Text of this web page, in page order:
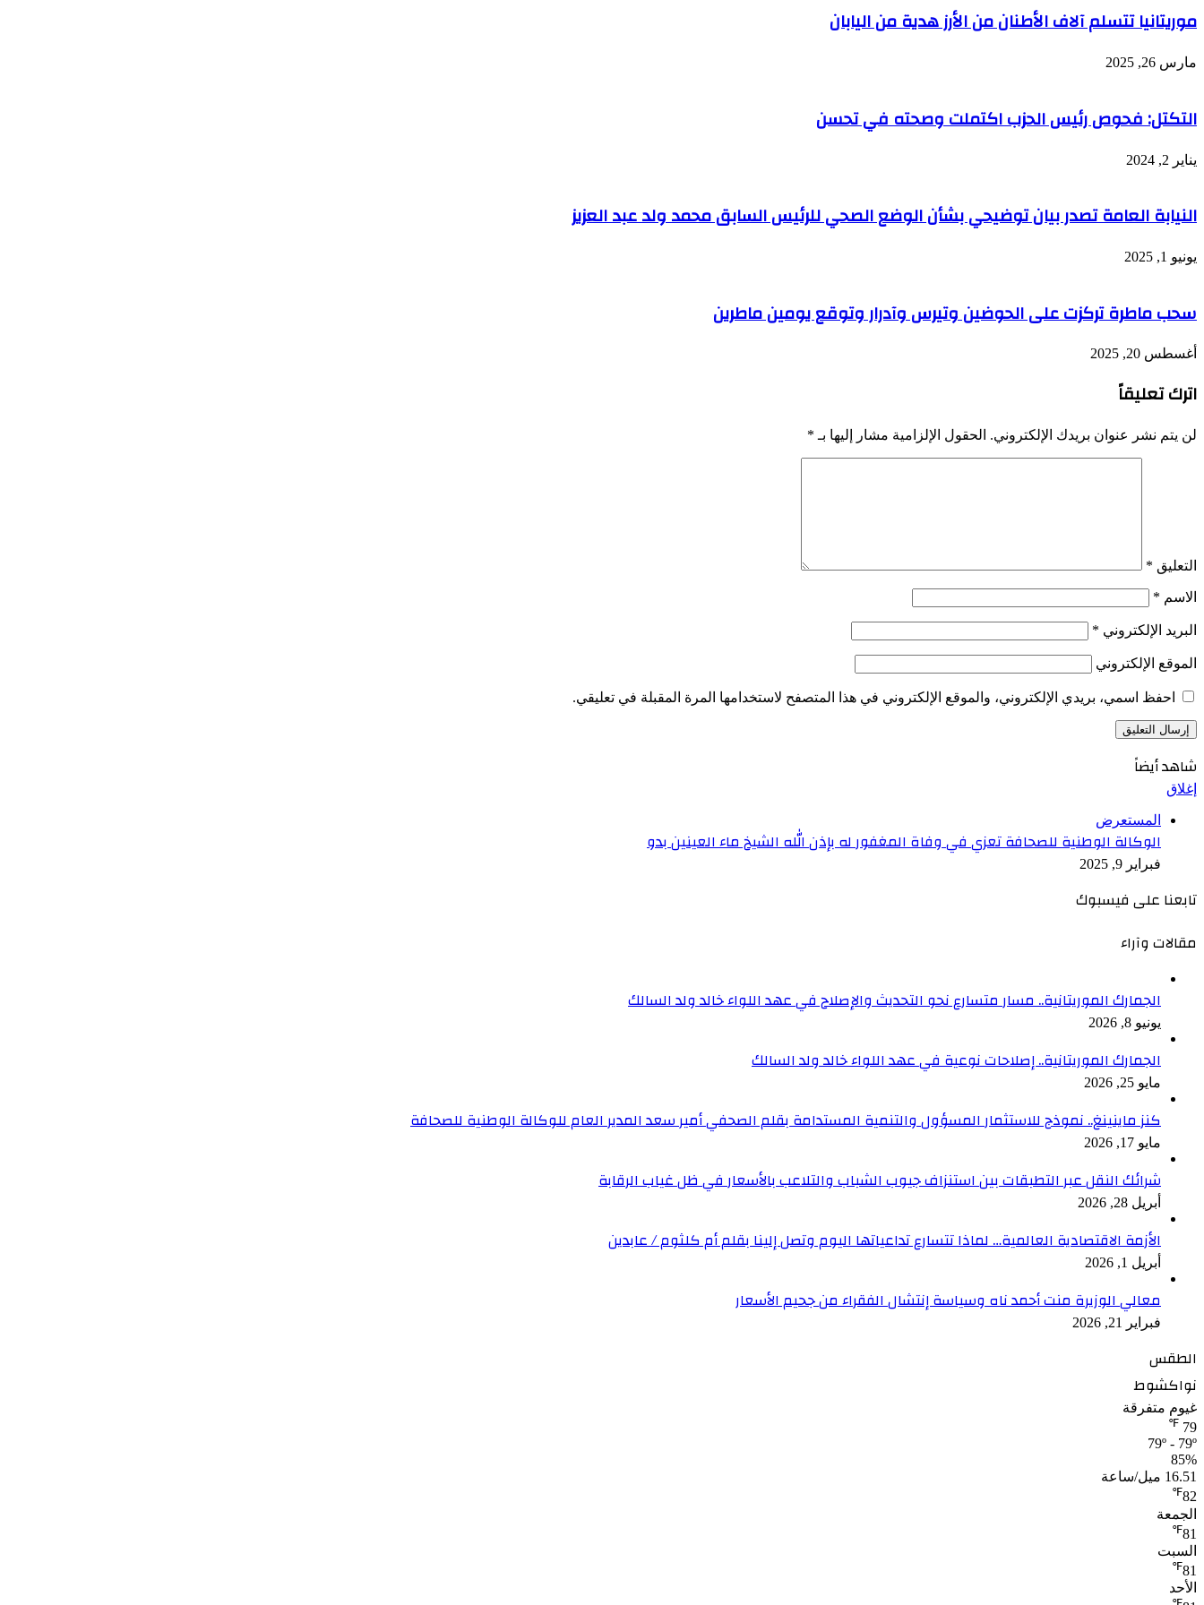
موريتانيا تتسلم آلاف الأطنان من الأرز هدية من اليابان
مارس 26, 2025
التكتل: فحوص رئيس الحزب اكتملت وصحته في تحسن
يناير 2, 2024
النيابة العامة تصدر بيان توضيحي بشأن الوضع الصحي للرئيس السابق محمد ولد عبد العزيز
يونيو 1, 2025
سحب ماطرة تركزت على الحوضين وتيرس وآدرار وتوقع يومين ماطرين
أغسطس 20, 2025
اترك تعليقاً
لن يتم نشر عنوان بريدك الإلكتروني. الحقول الإلزامية مشار إليها بـ *
التعليق *
الاسم *
البريد الإلكتروني *
الموقع الإلكتروني
احفظ اسمي، بريدي الإلكتروني، والموقع الإلكتروني في هذا المتصفح لاستخدامها المرة المقبلة في تعليقي.
شاهد أيضاً
إغلاق
المستعرض
الوكالة الوطنية للصحافة تعزي في وفاة المغفور له بإذن الله الشيخ ماء العينين بدو
فبراير 9, 2025
تابعنا على فيسبوك
مقالات وآراء
الجمارك الموريتانية.. مسار متسارع نحو التحديث والإصلاح في عهد اللواء خالد ولد السالك
يونيو 8, 2026
الجمارك الموريتانية.. إصلاحات نوعية في عهد اللواء خالد ولد السالك
مايو 25, 2026
كنز ماينينغ.. نموذج للاستثمار المسؤول والتنمية المستدامة بقلم الصحفي أمير سعد المدير العام للوكالة الوطنية للصحافة
مايو 17, 2026
شرائك النقل عبر التطبقات بين استنزاف جيوب الشباب والتلاعب بالأسعار في ظل غياب الرقابة
أبريل 28, 2026
الأزمة الاقتصادية العالمية… لماذا تتسارع تداعياتها اليوم وتصل إلينا بقلم أم كلثوم / عابدين
أبريل 1, 2026
معالي الوزيرة منت أحمد ناه وسياسة إنتشال الفقراء من جحيم الأسعار
فبراير 21, 2026
الطقس
نواكشوط
غيوم متفرقة
79
℉
79º - 79º
85%
16.51 ميل/ساعة
82
℉
الجمعة
81
℉
السبت
81
℉
الأحد